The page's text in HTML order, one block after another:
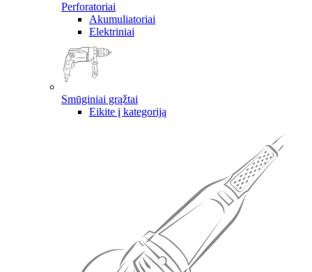
Perforatoriai
Akumuliatoriai
Elektriniai
Smūginiai grąžtai
Eikite į kategoriją